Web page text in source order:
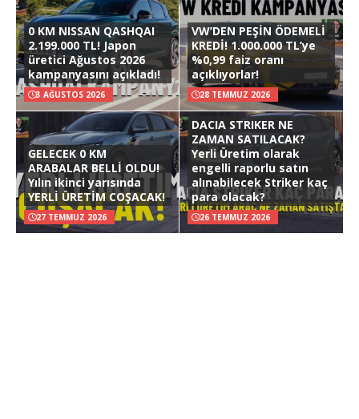
0 KM NISSAN QASHQAI
2.199.000 TL! Japon
üretici Ağustos 2026
kampanyasını açıkladı!
3 AĞUSTOS 2026
VW’DEN PEŞİN ÖDEMELİ
KREDİ! 1.000.000 TL’ye
%0,99 faiz oranı
açıklıyorlar!
28 TEMMUZ 2026
GELECEK 0 KM
ARABALAR BELLİ OLDU!
Yılın ikinci yarısında
YERLİ ÜRETİM COŞACAK!
27 TEMMUZ 2026
DACIA STRIKER NE
ZAMAN SATILACAK?
Yerli Üretim olarak
engelli raporlu satın
alınabilecek Striker kaç
para olacak?
26 TEMMUZ 2026